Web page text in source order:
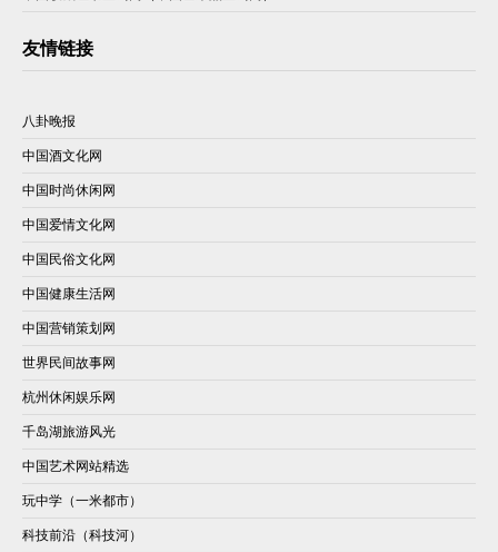
友情链接
八卦晚报
中国酒文化网
中国时尚休闲网
中国爱情文化网
中国民俗文化网
中国健康生活网
中国营销策划网
世界民间故事网
杭州休闲娱乐网
千岛湖旅游风光
中国艺术网站精选
玩中学（一米都市）
科技前沿（科技河）